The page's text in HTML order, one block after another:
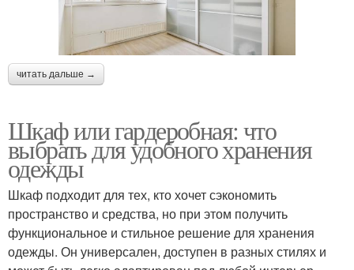
читать дальше →
Шкаф или гардеробная: что
выбрать для удобного хранения
одежды
Шкаф подходит для тех, кто хочет сэкономить
пространство и средства, но при этом получить
функциональное и стильное решение для хранения
одежды. Он универсален, доступен в разных стилях и